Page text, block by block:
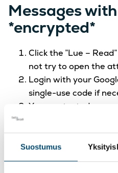
Suostumus
Messages
*encrypted*
Click the ”Lue –
not try to open the
Login with your
single-use code if
Your protected
browser tab. You
protected message
You can reply and
message normally in